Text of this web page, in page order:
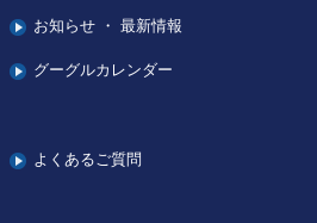
お知らせ ・ 最新情報
グーグルカレンダー
よくあるご質問